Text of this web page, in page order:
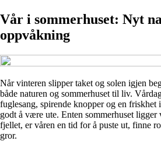
Vår i sommerhuset: Nyt
oppvåkning
Når vinteren slipper taket og solen igjen
både naturen og sommerhuset til liv.
fuglesang, spirende knopper og en friskhet
godt å være ute. Enten sommerhuset ligger
fjellet, er våren en tid for å puste ut, finne
gror.